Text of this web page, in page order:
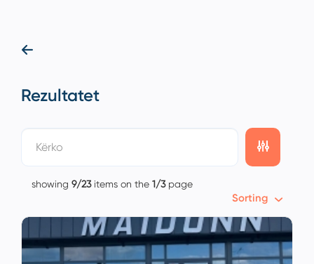
Rezultatet
showing 9/23 items on the 1/3page
Sorting